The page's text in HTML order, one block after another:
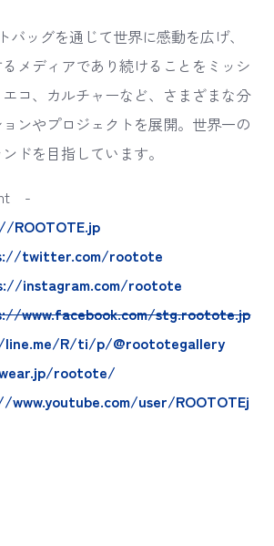
バッグを通じて世界に感動を広げ、
メディアであり続けることをミッシ
コ、カルチャーなど、さまざまな分
ンやプロジェクトを展開。世界一の
ドを目指しています。
-
ROOTOTE.jp
twitter.com/rootote
instagram.com/rootote
www.facebook.com/stg.rootote.jp
R/ti/p/@roototegallery
rootote/
user/ROOTOTEj